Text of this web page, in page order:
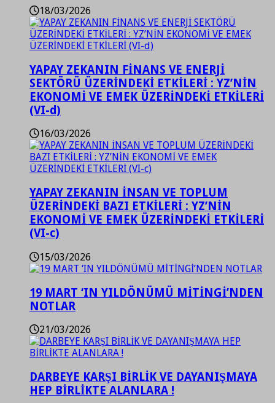
18/03/2026
YAPAY ZEKANIN FİNANS VE ENERJİ
SEKTÖRÜ ÜZERİNDEKİ ETKİLERİ : YZ’NİN
EKONOMİ VE EMEK ÜZERİNDEKİ ETKİLERİ
(VI-d)
16/03/2026
YAPAY ZEKANIN İNSAN VE TOPLUM
ÜZERİNDEKİ BAZI ETKİLERİ : YZ’NİN
EKONOMİ VE EMEK ÜZERİNDEKİ ETKİLERİ
(VI-c)
15/03/2026
19 MART ‘IN YILDÖNÜMÜ MİTİNGİ’NDEN
NOTLAR
21/03/2026
DARBEYE KARŞI BİRLİK VE DAYANIŞMAYA
HEP BİRLİKTE ALANLARA !